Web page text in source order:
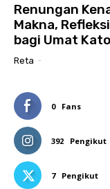
Renungan
Makna,
bagi Umat
Reta -
0 Fans
392 Pengikut
7 Pengikut